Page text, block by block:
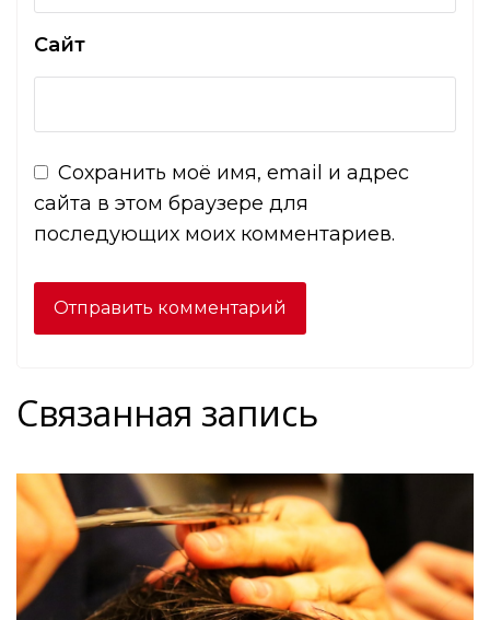
Сайт
Сохранить моё имя, email и адрес
сайта в этом браузере для
последующих моих комментариев.
Связанная запись